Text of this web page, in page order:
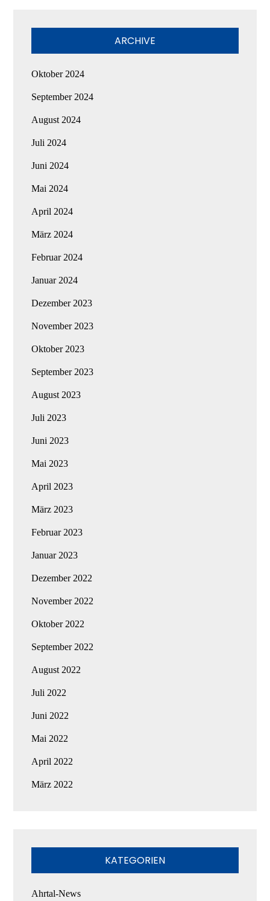
ARCHIVE
Oktober 2024
September 2024
August 2024
Juli 2024
Juni 2024
Mai 2024
April 2024
März 2024
Februar 2024
Januar 2024
Dezember 2023
November 2023
Oktober 2023
September 2023
August 2023
Juli 2023
Juni 2023
Mai 2023
April 2023
März 2023
Februar 2023
Januar 2023
Dezember 2022
November 2022
Oktober 2022
September 2022
August 2022
Juli 2022
Juni 2022
Mai 2022
April 2022
März 2022
KATEGORIEN
Ahrtal-News